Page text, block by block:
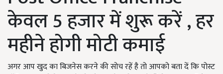
केवल 5 हजार में शुरू करें , हर
महीने होगी मोटी कमाई
अगर आप खुद का बिजनेस करने की सोच रहें है तो आपको बता दें कि पोस्ट